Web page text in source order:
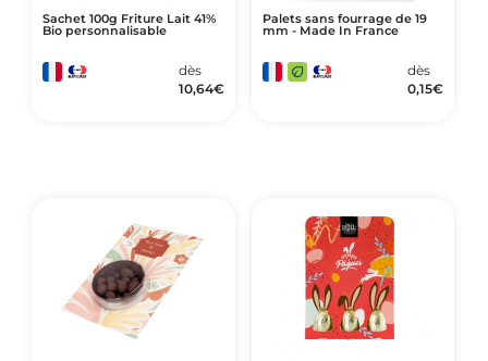
Sachet 100g Friture Lait 41%
Bio personnalisable
dès
10,64€
Palets sans fourrage de 19
mm - Made In France
dès
0,15€